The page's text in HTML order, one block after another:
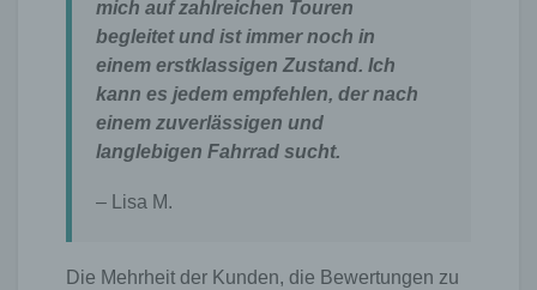
mich auf zahlreichen Touren
begleitet und ist immer noch in
einem erstklassigen Zustand. Ich
kann es jedem empfehlen, der nach
einem zuverlässigen und
langlebigen Fahrrad sucht.
– Lisa M.
Die Mehrheit der Kunden, die Bewertungen zu